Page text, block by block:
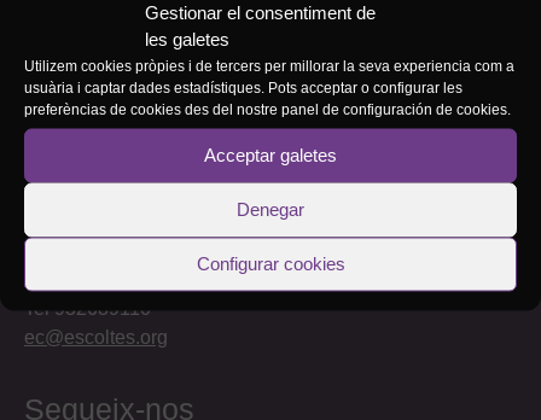
Gestionar el consentiment de
les galetes
Utilizem cookies pròpies i de tercers per millorar la seva experiencia com a
usuària i captar dades estadístiques. Pots acceptar o configurar les
preferèncias de cookies des del nostre panel de configuración de cookies.
Acceptar galetes
Denegar
Configurar cookies
C/Mare de Déu del Pilar 18
Tel 932689110
ec@escoltes.org
Segueix-nos